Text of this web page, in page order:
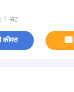
1 सेट
कीमत